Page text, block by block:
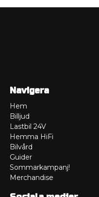
Navigera
Hem
Billjud
Lastbil 24V
Hemma HiFi
Bilvård
Guider
Sommarkampanj!
Merchandise